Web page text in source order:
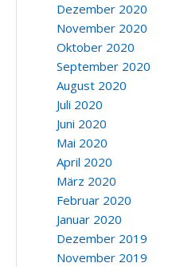
Dezember 2020
November 2020
Oktober 2020
September 2020
August 2020
Juli 2020
Juni 2020
Mai 2020
April 2020
März 2020
Februar 2020
Januar 2020
Dezember 2019
November 2019